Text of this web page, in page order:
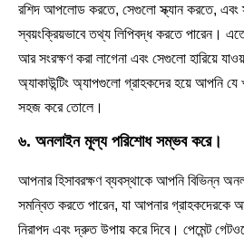
রশিদ আপলোড করতে, সেগুলো স্ক্যান করতে, এবং
স্বয়ংক্রিয়ভাবে তথ্য লিপিবদ্ধ করতে পারেন।
আর সংরক্ষণ করা লাগেনা এবং সেগুলো হারিয়ে
অ্যাকাউন্টিং অ্যাপগুলো গ্রাহকদের হয়ে আপনি যে
সহজ করে তোলে।
৬. অনলাইন মূল্য পরিশোধ সম্ভব করে।
আপনার হিসাবরক্ষণ ব্যবস্থাকে আপনি বিভিন্ন
সমন্বিত করতে পারেন, যা আপনার গ্রাহকদেরকে
নিরাপদ এবং দ্রুত উপায় করে দিবে। পেমেন্ট